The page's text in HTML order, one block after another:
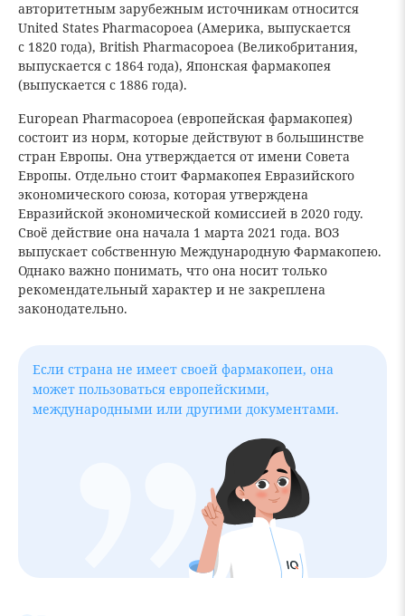
авторитетным зарубежным источникам относится
United States Pharmacopoea (Америка, выпускается
с 1820 года), British Pharmacopoea (Великобритания,
выпускается с 1864 года), Японская фармакопея
(выпускается с 1886 года).
European Pharmacopoea (европейская фармакопея)
состоит из норм, которые действуют в большинстве
стран Европы. Она утверждается от имени Совета
Европы. Отдельно стоит Фармакопея Евразийского
экономического союза, которая утверждена
Евразийской экономической комиссией в 2020 году.
Своё действие она начала 1 марта 2021 года. ВОЗ
выпускает собственную Международную Фармакопею.
Однако важно понимать, что она носит только
рекомендательный характер и не закреплена
законодательно.
Если страна не имеет своей фармакопеи, она
может пользоваться европейскими,
международными или другими документами.